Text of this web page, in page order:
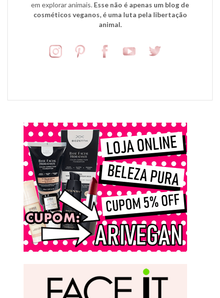
em explorar animais. Esse não é apenas um blog de
cosméticos veganos, é uma luta pela libertação
animal.